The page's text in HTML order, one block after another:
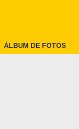
ÁLBUM DE FOTOS